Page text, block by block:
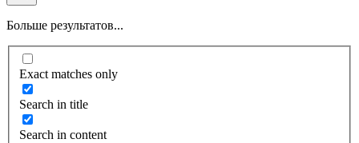
Больше результатов...
Exact matches only
Search in title
Search in content